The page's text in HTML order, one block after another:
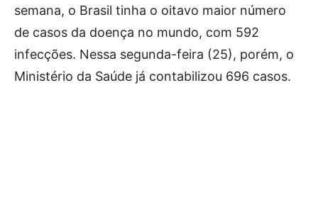
semana, o Brasil tinha o oitavo maior número
de casos da doença no mundo, com 592
infecções. Nessa segunda-feira (25), porém, o
Ministério da Saúde já contabilizou 696 casos.